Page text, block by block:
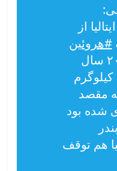
از
#هروئین
كشف شده طى ٢٠ سال
اخير، به وزن ٢٧٠ كيلوگرم
مقصد
شده بود
هم توقف